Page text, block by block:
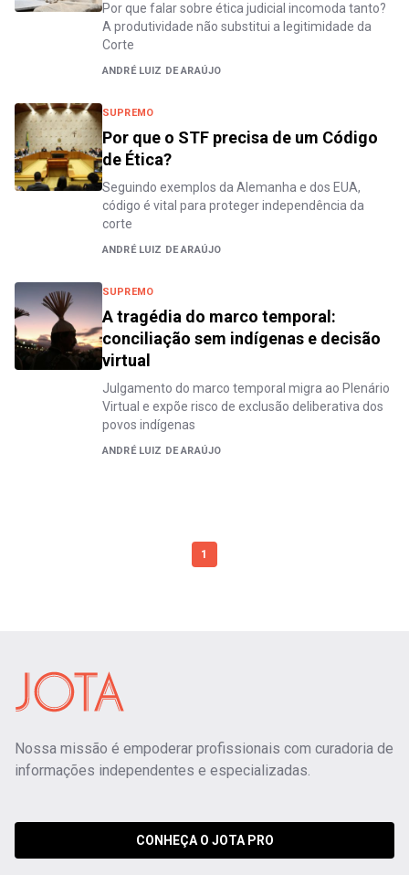
Por que falar sobre ética judicial incomoda tanto?
A produtividade não substitui a legitimidade da
Corte
ANDRÉ LUIZ DE ARAÚJO
SUPREMO
Por que o STF precisa de um Código
de Ética?
Seguindo exemplos da Alemanha e dos EUA,
código é vital para proteger independência da
corte
ANDRÉ LUIZ DE ARAÚJO
SUPREMO
A tragédia do marco temporal:
conciliação sem indígenas e decisão
virtual
Julgamento do marco temporal migra ao Plenário
Virtual e expõe risco de exclusão deliberativa dos
povos indígenas
ANDRÉ LUIZ DE ARAÚJO
1
Nossa missão é empoderar profissionais com curadoria de
informações independentes e especializadas.
CONHEÇA O JOTA PRO